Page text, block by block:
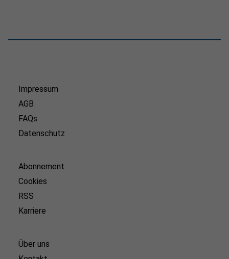
Impressum
AGB
FAQs
Datenschutz
Abonnement
Cookies
RSS
Karriere
Über uns